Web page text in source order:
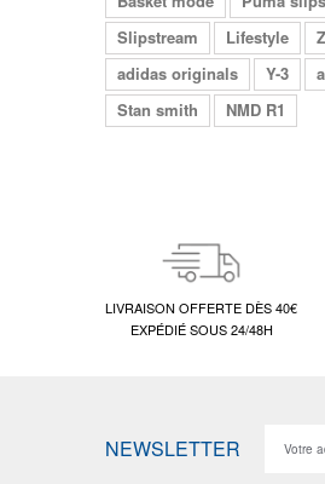
Slipstream
Lifestyle
adidas originals
Y-3
Stan smith
NMD R1
LIVRAISON OFFERTE DÈS 40€
EXPÉDIÉ SOUS 24/48H
NEWSLETTER